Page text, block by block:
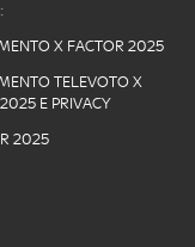
X FACTOR 2025
TELEVOTO X
E PRIVACY
2025